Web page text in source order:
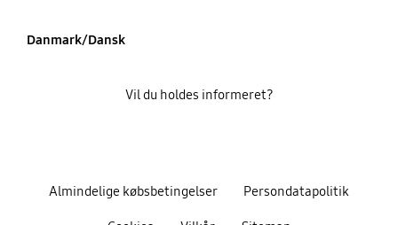
Danmark/Dansk
Almindelige købsbetingelser Persondatapolitik
Vil du holdes informeret?